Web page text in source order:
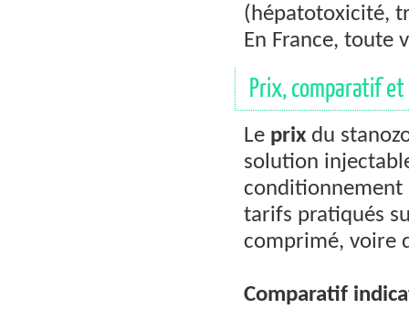
(hépatotoxicité,
En France, toute
Prix, comparatif
Le prix du
solution
conditionnement
tarifs pratiqués
comprimé, voire
Comparatif